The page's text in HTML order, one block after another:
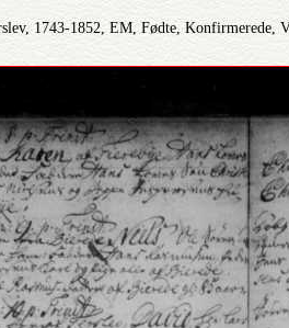
1743-1852, EM, Fødte, Konfirmerede,